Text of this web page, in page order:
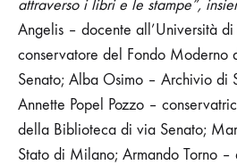
attraverso i libri e le stampe”,
Angelis – docente all’Università
conservatore del Fondo
Senato; Alba Osimo – Archivio di
Annette Popel Pozzo –
della Biblioteca di via Senato;
Stato di Milano; Armando Torno –